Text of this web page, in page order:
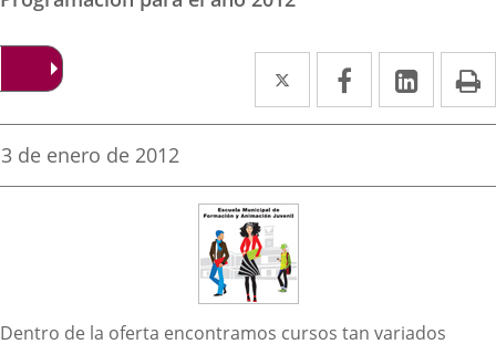
Twitter
Enlace
a
aplicación
externa.
Facebook
Enlace
a
aplicación
Enlace
a
Fecha
la
3 de enero de 2012
Descripción
Dentro de la oferta encontramos cursos tan variados